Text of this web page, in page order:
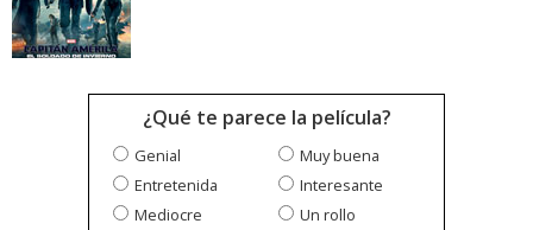
¿Qué te parece la película?
Genial
Muy buena
Entretenida
Interesante
Mediocre
Un rollo